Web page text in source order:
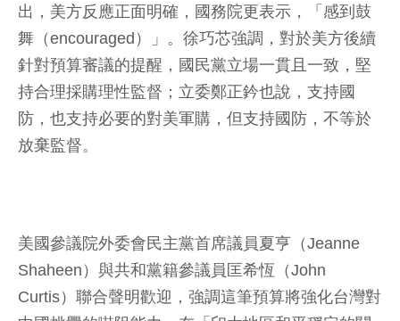
出，美方反應正面明確，國務院更表示，「感到鼓
舞（encouraged）」。徐巧芯強調，對於美方後續
針對預算審議的提醒，國民黨立場一貫且一致，堅
持合理採購理性監督；立委鄭正鈐也說，支持國
防，也支持必要的對美軍購，但支持國防，不等於
放棄監督。
美國參議院外委會民主黨首席議員夏亨（Jeanne
Shaheen）與共和黨籍參議員匡希恆（John
Curtis）聯合聲明歡迎，強調這筆預算將強化台灣對